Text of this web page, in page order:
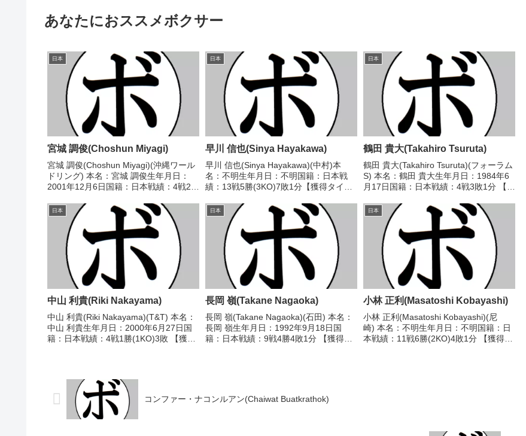
あなたにおススメボクサー
日本
宮城 調俊(Choshun Miyagi)
宮城 調俊(Choshun Miyagi)(沖縄ワール
ドリング) 本名：宮城 調俊生年月日：
2001年12月6日国籍：日本戦績：4戦2敗
2022/10/02 △4R判定 1-0(38-38、38-
38、3...
日本
早川 信也(Sinya Hayakawa)
早川 信也(Sinya Hayakawa)(中村)本
名：不明生年月日：不明国籍：日本戦
績：13戦5勝(3KO)7敗1分【獲得タイト
【戦歴】1961/11/25 ○3RKO 黒沼 保
男(革新)1961/12...
日本
鶴田 貴大(Takahiro Tsuruta)
鶴田 貴大(Takahiro Tsuruta)(フォーラム
S) 本名：鶴田 貴大生年月日：1984年6
月17日国籍：日本戦績：4戦3敗1分 【獲
2004/04/21 ●2RKO 林 一憲(八王子中
屋)2005/04...
日本
中山 利貴(Riki Nakayama)
中山 利貴(Riki Nakayama)(T&T) 本名：
中山 利貴生年月日：2000年6月27日国
籍：日本戦績：4戦1勝(1KO)3敗 【獲得
日本
長岡 嶺(Takane Nagaoka)
長岡 嶺(Takane Nagaoka)(石田) 本名：
長岡 嶺生年月日：1992年9月18日国
籍：日本戦績：9戦4勝4敗1分 【獲得タ
日本
小林 正利(Masatoshi Kobayashi)
小林 正利(Masatoshi Kobayashi)(尼
崎) 本名：不明生年月日：不明国籍：日
本戦績：11戦6勝(2KO)4敗1分 【獲得タ
コンファー・ナコンルアン(Chaiwat Buatkrathok)